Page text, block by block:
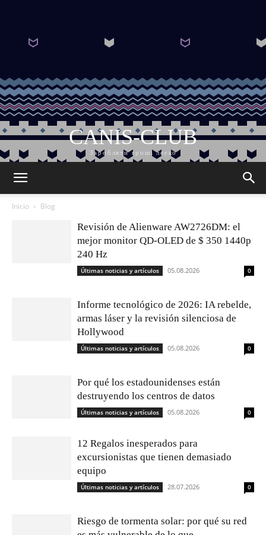
CANIS-CLUB
Заробляти гроші легко
Inicio Blog
Revisión de Alienware AW2726DM: el
mejor monitor QD-OLED de $ 350 1440p
240 Hz
Últimas noticias y artículos 05.08.2026 0
Informe tecnológico de 2026: IA rebelde,
armas láser y la revisión silenciosa de
Hollywood
Últimas noticias y artículos 05.08.2026 0
Por qué los estadounidenses están
destruyendo los centros de datos
Últimas noticias y artículos 05.08.2026 0
12 Regalos inesperados para
excursionistas que tienen demasiado
equipo
Últimas noticias y artículos 28.07.2026 0
Riesgo de tormenta solar: por qué su red